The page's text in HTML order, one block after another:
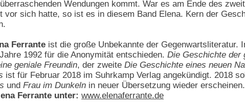
Wendungen kommt. War es am Ende des
vor sich hatte, so ist es in diesem Band Elena. Kern der
Ferrante ist die große Unbekannte der
1992 für die Anonymität entschieden. Die Geschichte der
geniale Freundin, der zweite Die Geschichte eines neuen
ist für Februar 2018 im Suhrkamp Verlag angekündigt. 2018
und Frau im Dunkeln in neuer Übersetzung wieder
Ferrante unter: www.elenaferrante.de